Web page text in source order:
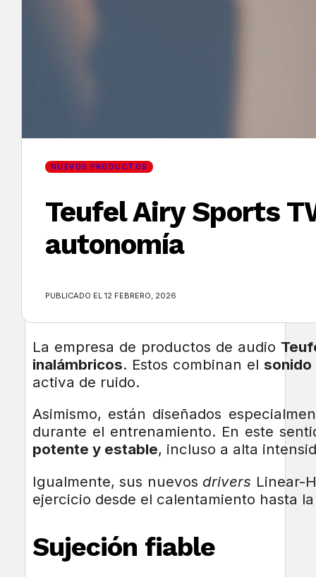
Encuentra tu noticia
NUEVOS PRODUCTOS
Teufel Airy Sports
autonomía
PUBLICADO EL 12 FEBRERO, 2026
La empresa de productos de audio
inalámbricos. Estos combinan el sonido
activa de ruido.
Asimismo, están diseñados
durante el entrenamiento. En este
potente y estable, incluso a alta
Igualmente, sus nuevos drivers Linear-
ejercicio desde el calentamiento hasta
Sujeción fiable